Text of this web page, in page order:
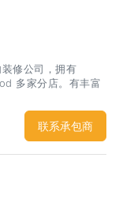
修公司，拥有
多家分店。有丰富
联系承包商